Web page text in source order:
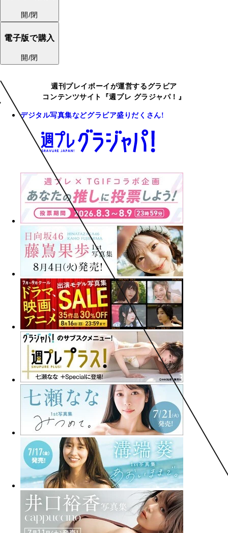
開/閉
電子版で購入
開/閉
週刊プレイボーイが運営するグラビア
コンテンツサイト『週プレ グラジャパ！』
デジタル写真集などグラビア盛りだくさん!